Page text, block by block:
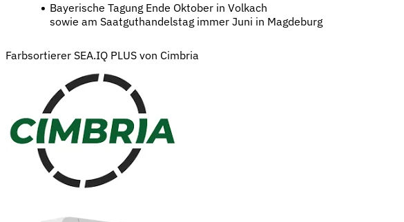
Bayerische Tagung Ende Oktober in Volkach
sowie am Saatguthandelstag immer Juni in Magdeburg
Farbsortierer SEA.IQ PLUS von Cimbria